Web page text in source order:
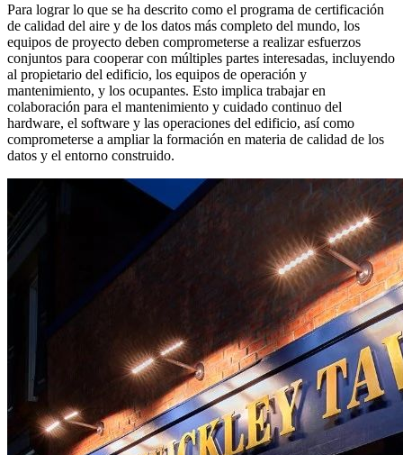
Para lograr lo que se ha descrito como el programa de certificación
de calidad del aire y de los datos más completo del mundo, los
equipos de proyecto deben comprometerse a realizar esfuerzos
conjuntos para cooperar con múltiples partes interesadas, incluyendo
al propietario del edificio, los equipos de operación y
mantenimiento, y los ocupantes. Esto implica trabajar en
colaboración para el mantenimiento y cuidado continuo del
hardware, el software y las operaciones del edificio, así como
comprometerse a ampliar la formación en materia de calidad de los
datos y el entorno construido.